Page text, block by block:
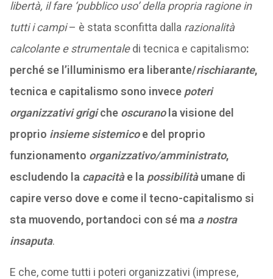
libertà, il fare ‘pubblico uso’ della propria ragione in
tutti i campi– è stata sconfitta dalla razionalità
calcolante e strumentaledi tecnica e capitalismo:
perché se l’illuminismo era liberante/rischiarante,
tecnica e capitalismo sono invece poteri
organizzativi grigicheoscurano la visione del
proprio insieme sistemicoe del proprio
funzionamento organizzativo/amministrato,
escludendo la capacitàe la possibilitàumane di
capire verso dove e come il tecno-capitalismo si
sta muovendo, portandoci con sé ma a nostra
insaputa.
E che, come tutti i poteri organizzativi (imprese,